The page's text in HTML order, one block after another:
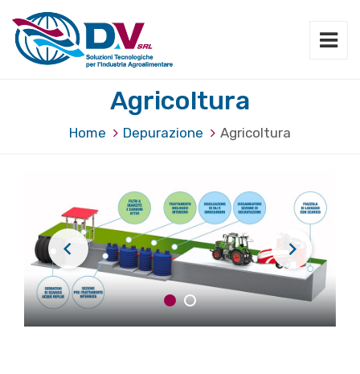
Agricoltura
Home Depurazione Agricoltura